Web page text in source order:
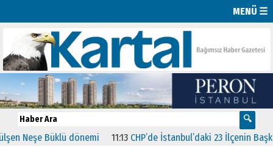
MENÜ ☰
Neşe Büklü dönemi 11:13 CHP’de İstanbul’daki 23 İlçenin